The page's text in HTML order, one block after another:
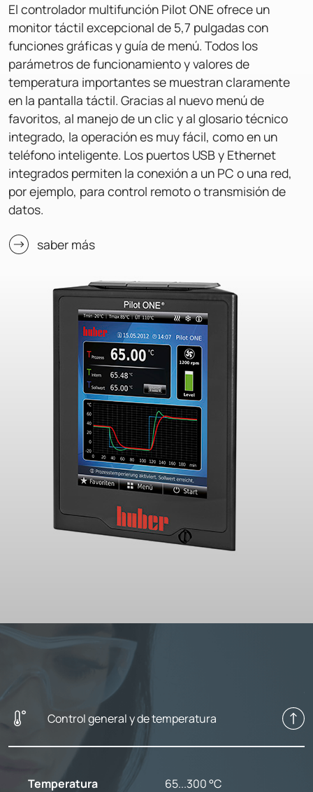
El controlador multifunción Pilot ONE ofrece un
monitor táctil excepcional de 5,7 pulgadas con
funciones gráficas y guía de menú. Todos los
parámetros de funcionamiento y valores de
temperatura importantes se muestran claramente
en la pantalla táctil. Gracias al nuevo menú de
favoritos, al manejo de un clic y al glosario técnico
integrado, la operación es muy fácil, como en un
teléfono inteligente. Los puertos USB y Ethernet
integrados permiten la conexión a un PC o una red,
por ejemplo, para control remoto o transmisión de
datos.
saber más
Control general y de temperatura
Temperatura
65...300 °C